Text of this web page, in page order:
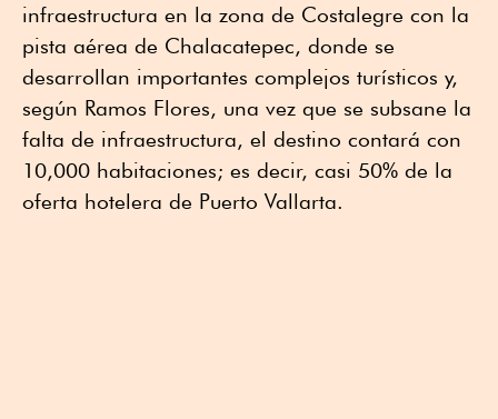
infraestructura en la zona de Costalegre con la
pista aérea de Chalacatepec, donde se
desarrollan importantes complejos turísticos y,
según Ramos Flores, una vez que se subsane la
falta de infraestructura, el destino contará con
10,000 habitaciones; es decir, casi 50% de la
oferta hotelera de Puerto Vallarta.